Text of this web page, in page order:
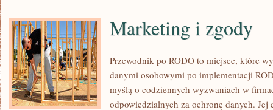
Marketing i zgody
Przewodnik po RODO to miejsce, które
danymi osobowymi po implementacji
myślą o codziennych wyzwaniach w
odpowiedzialnych za ochronę danych. Jej